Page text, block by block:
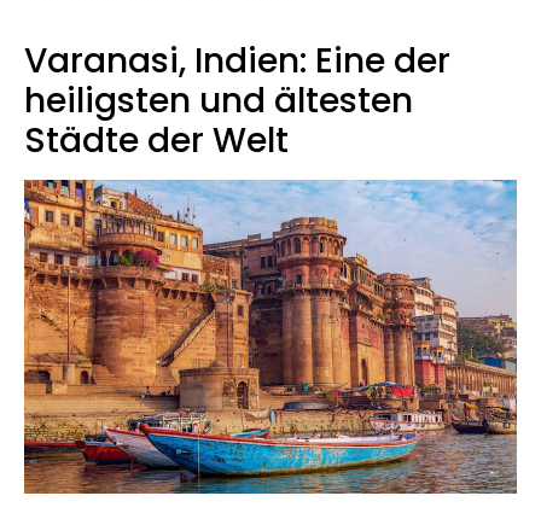
Varanasi, Indien: Eine der
heiligsten und ältesten
Städte der Welt